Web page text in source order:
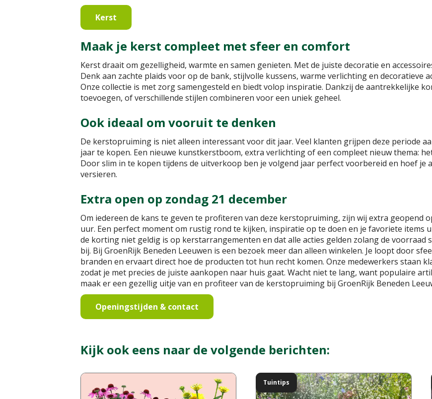
Kerst
Maak je kerst compleet met sfeer en comfort
Kerst draait om gezelligheid, warmte en samen genieten. Met de juiste decoratie en
Denk aan zachte plaids voor op de bank, stijlvolle kussens, warme verlichting en decoratieve
Onze collectie is met zorg samengesteld en biedt volop inspiratie. Dankzij de aantrekkelijke
toevoegen, of verschillende stijlen combineren voor een uniek geheel.
Ook ideaal om vooruit te denken
De kerstopruiming is niet alleen interessant voor dit jaar. Veel klanten grijpen deze periode
jaar te kopen. Een nieuwe kunstkerstboom, extra verlichting of een compleet nieuw thema:
Door slim in te kopen tijdens de uitverkoop ben je volgend jaar perfect voorbereid en hoef je
versieren.
Extra open op zondag 21 december
Om iedereen de kans te geven te profiteren van deze kerstopruiming, zijn wij extra geopend
uur. Een perfect moment om rustig rond te kijken, inspiratie op te doen en je favoriete items
de korting niet geldig is op kerstarrangementen en dat alle acties gelden zolang de voorraad
bij. Bij GroenRijk Beneden Leeuwen is een bezoek meer dan alleen winkelen. Je loopt door
branden en ervaart direct hoe de producten tot hun recht komen. Onze medewerkers staan
zodat je met precies de juiste aankopen naar huis gaat. Wacht niet te lang, want populaire
maak er een gezellig uitje van en profiteer van de kerstopruiming bij GroenRijk Beneden
Openingstijden & contact
Kijk ook eens naar de volgende berichten:
Tuintips